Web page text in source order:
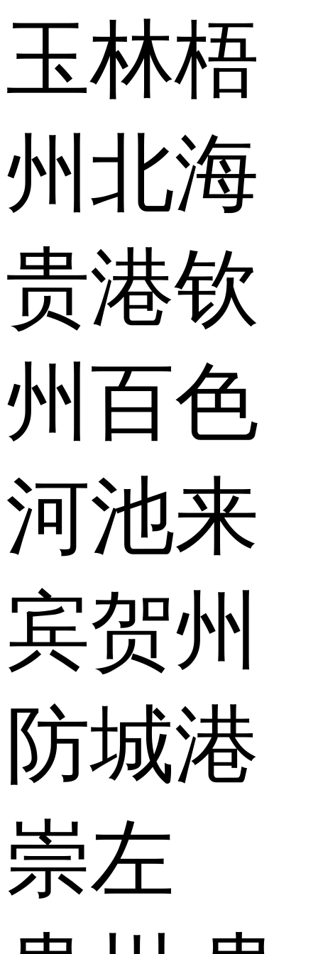
玉林梧
州 北海
贵港钦
州 百色
河池来
宾贺州
防城港
崇左